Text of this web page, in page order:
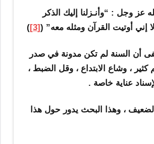
عز وجل : “وأنـزلنا إليك الذكر
إني أوتيت القرآن ومثله معه” ([3]
)
أن السنة لم تكن مدونة في صدر
، وشاع الابتداع ، وقل الضبط ،
عناية خاصة .
الضعيف ، وهذا البحث يدور حول هذا